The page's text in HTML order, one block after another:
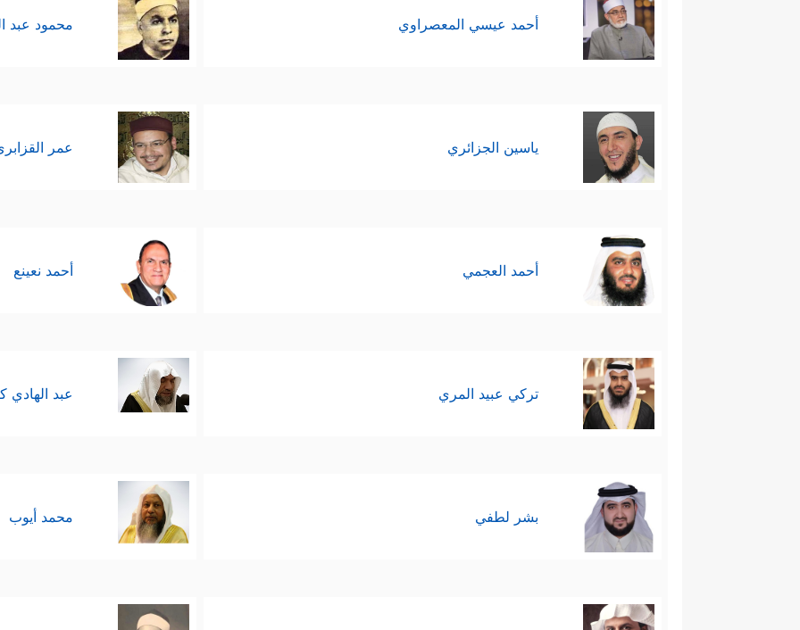
أحمد عيسي المعصراوي محمود عبد
ياسين الجزائري عمر
أحمد العجمي أحمد نعينع
تركي عبيد المري عبد الهادي
بشر لطفي محمد أيوب